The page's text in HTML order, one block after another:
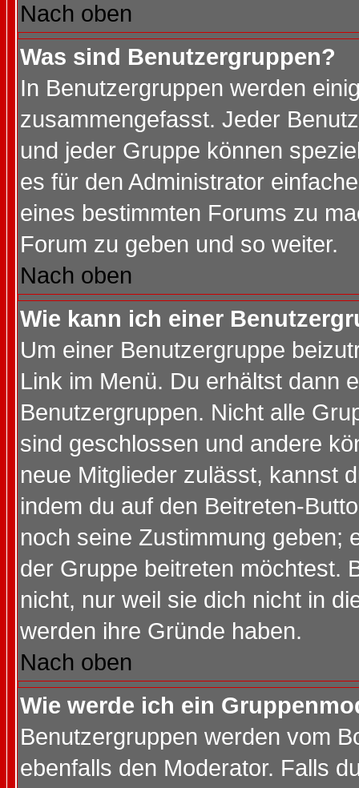
Nach oben
Was sind Benutzergruppen?
In Benutzergruppen werden
zusammengefasst. Jeder
und jeder Gruppe können
es für den Administrator
eines bestimmten Forums zu
Forum zu geben und so weiter.
Nach oben
Wie kann ich einer
Um einer Benutzergruppe
Link im Menü. Du erhältst dann
Benutzergruppen. Nicht alle
sind geschlossen und andere
neue Mitglieder zulässt, kannst
indem du auf den Beitreten-
noch seine Zustimmung geben;
der Gruppe beitreten möchtest.
nicht, nur weil sie dich nicht in
werden ihre Gründe haben.
Nach oben
Wie werde ich ein
Benutzergruppen werden vom
ebenfalls den Moderator. Falls